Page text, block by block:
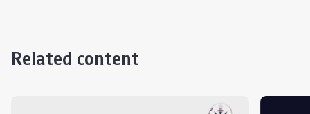
Related content